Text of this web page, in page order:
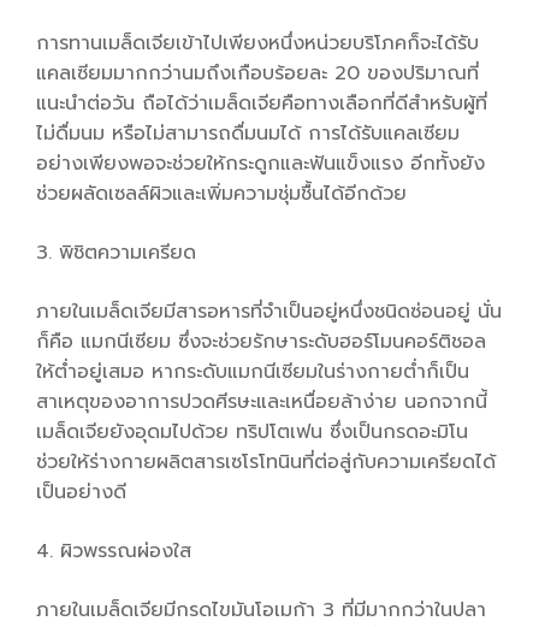
การทานเมล็ดเจียเข้าไปเพียงหนึ่งหน่วยบริโภคก็จะได้รับ
แคลเซียมมากกว่านมถึงเกือบร้อยละ 20 ของปริมาณที่
แนะนำต่อวัน ถือได้ว่าเมล็ดเจียคือทางเลือกที่ดีสำหรับผู้ที่
ไม่ดื่มนม หรือไม่สามารถดื่มนมได้ การได้รับแคลเซียม
อย่างเพียงพอจะช่วยให้กระดูกและฟันแข็งแรง อีกทั้งยัง
ช่วยผลัดเซลล์ผิวและเพิ่มความชุ่มชื้นได้อีกด้วย
3. พิชิตความเครียด
ภายในเมล็ดเจียมีสารอหารที่จำเป็นอยู่หนึ่งชนิดซ่อนอยู่ นั่น
ก็คือ แมกนีเซียม ซึ่งจะช่วยรักษาระดับฮอร์โมนคอร์ติชอล
ให้ต่ำอยู่เสมอ หากระดับแมกนีเซียมในร่างกายต่ำก็เป็น
สาเหตุของอาการปวดศีรษะและเหนื่อยล้าง่าย นอกจากนี้
เมล็ดเจียยังอุดมไปด้วย ทริปโตเฟน ซึ่งเป็นกรดอะมิโน
ช่วยให้ร่างกายผลิตสารเซโรโทนินที่ต่อสู่กับความเครียดได้
เป็นอย่างดี
4. ผิวพรรณผ่องใส
ภายในเมล็ดเจียมีกรดไขมันโอเมก้า 3 ที่มีมากกว่าในปลา